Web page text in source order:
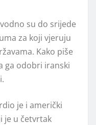
su do srijede
za koji vjeruju
Kako piše
ga odobri iranski
je i američki
je u četvrtak